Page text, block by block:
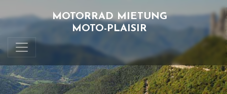
MOTORRAD MIETUNG
MOTO-PLAISIR